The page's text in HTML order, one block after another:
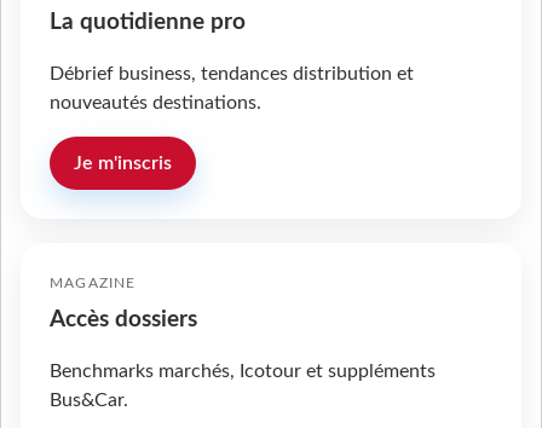
La quotidienne pro
Débrief business, tendances distribution et
nouveautés destinations.
Je m'inscris
MAGAZINE
Accès dossiers
Benchmarks marchés, Icotour et suppléments
Bus&Car.